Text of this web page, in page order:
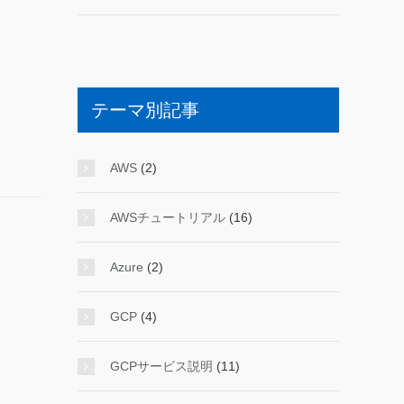
テーマ別記事
AWS (2)
AWSチュートリアル (16)
Azure (2)
GCP (4)
GCPサービス説明 (11)